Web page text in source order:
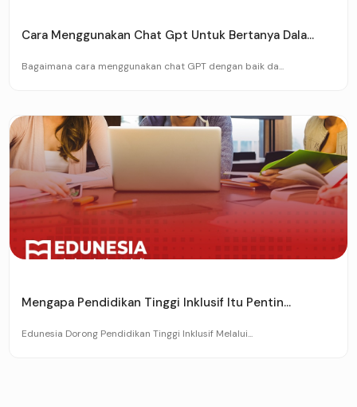
Cara Menggunakan Chat Gpt Untuk Bertanya Dala...
Bagaimana cara menggunakan chat GPT dengan baik da...
Mengapa Pendidikan Tinggi Inklusif Itu Pentin...
Edunesia Dorong Pendidikan Tinggi Inklusif Melalui...